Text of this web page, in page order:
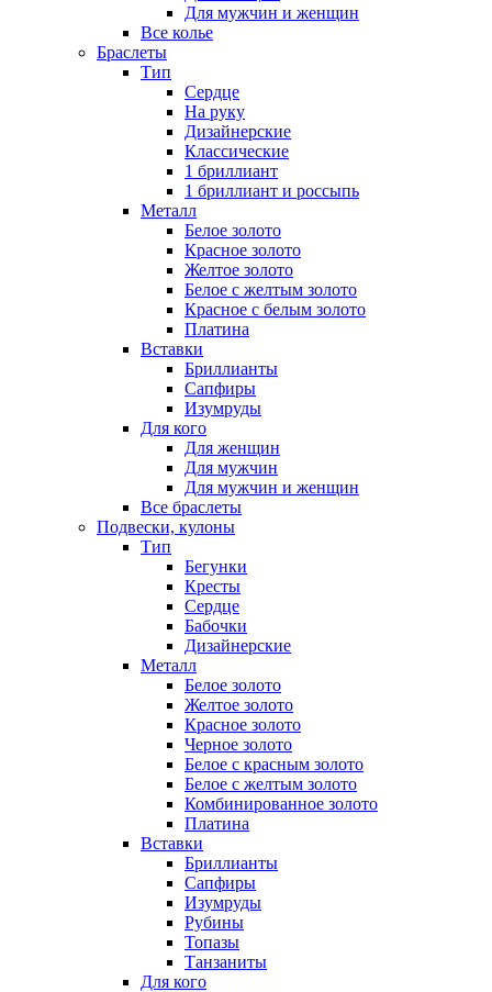
Для мужчин и женщин
Все колье
Браслеты
Тип
Сердце
На руку
Дизайнерские
Классические
1 бриллиант
1 бриллиант и россыпь
Металл
Белое золото
Красное золото
Желтое золото
Белое с желтым золото
Красное с белым золото
Платина
Вставки
Бриллианты
Сапфиры
Изумруды
Для кого
Для женщин
Для мужчин
Для мужчин и женщин
Все браслеты
Подвески, кулоны
Тип
Бегунки
Кресты
Сердце
Бабочки
Дизайнерские
Металл
Белое золото
Желтое золото
Красное золото
Черное золото
Белое с красным золото
Белое с желтым золото
Комбинированное золото
Платина
Вставки
Бриллианты
Сапфиры
Изумруды
Рубины
Топазы
Танзаниты
Для кого